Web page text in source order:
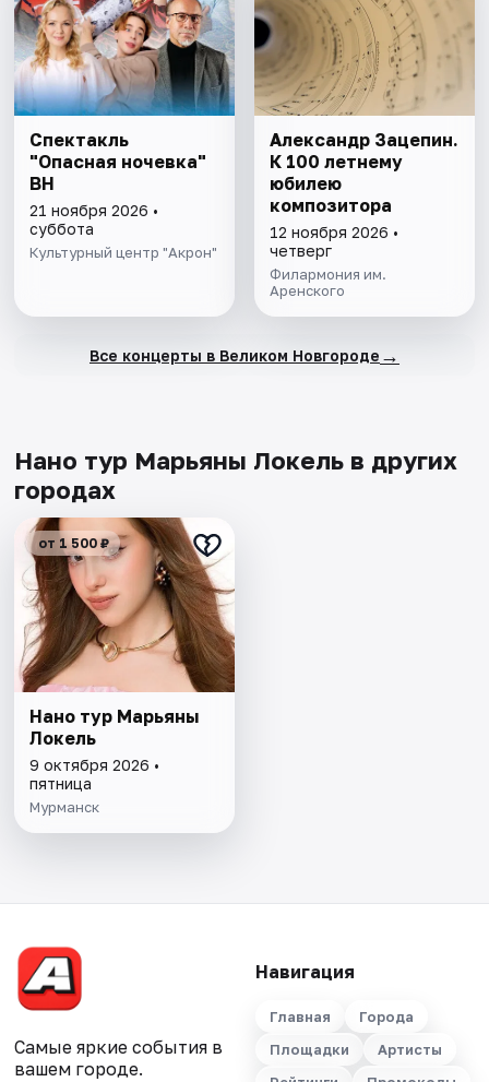
Спектакль
"Опасная ночевка"
ВН
21 ноября 2026 •
суббота
Культурный центр "Акрон"
Александр Зацепин.
К 100 летнему
юбилею
композитора
12 ноября 2026 •
четверг
Филармония им.
Аренского
Все концерты в Великом Новгороде →
Нано тур Марьяны Локель в других
городах
от 1 500 ₽
Нано тур Марьяны
Локель
9 октября 2026 •
пятница
Мурманск
Самые яркие события в
вашем городе.
Навигация
Главная
Города
Площадки
Артисты